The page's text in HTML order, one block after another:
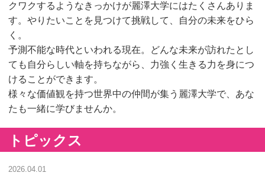
クワクするようなきっかけが麗澤大学にはたくさんありま
す。やりたいことを見つけて挑戦して、自分の未来をひら
く。
予測不能な時代といわれる現在。どんな未来が訪れたとし
ても自分らしい軸を持ちながら、力強く生きる力を身につ
けることができます。
様々な価値観を持つ世界中の仲間が集う麗澤⼤学で、あな
たも⼀緒に学びませんか。
トピックス
2026.04.01